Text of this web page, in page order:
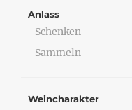
Anlass
Schenken
Sammeln
Weincharakter